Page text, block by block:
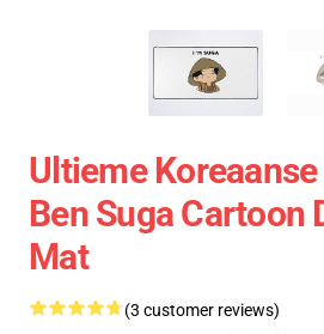
Ultieme
Ben Suga Cartoon
Mat
(3 customer reviews)